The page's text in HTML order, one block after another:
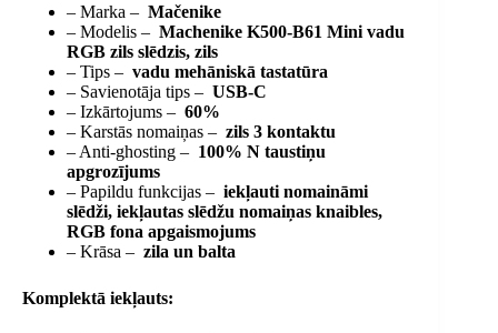
– Marka – Mačenike
– Modelis – Machenike K500-B61 Mini vadu
RGB zils slēdzis, zils
– Tips – vadu mehāniskā tastatūra
– Savienotāja tips – USB-C
– Izkārtojums – 60%
– Karstās nomaiņas – zils 3 kontaktu
– Anti-ghosting – 100% N taustiņu
apgrozījums
– Papildu funkcijas – iekļauti nomaināmi
slēdži, iekļautas slēdžu nomaiņas knaibles,
RGB fona apgaismojums
– Krāsa – zila un balta
Komplektā iekļauts: